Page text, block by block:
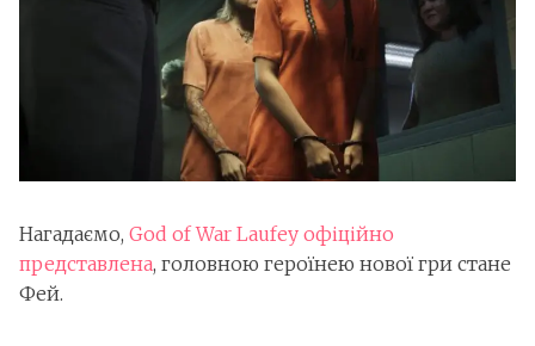
Нагадаємо, God of War Laufey офіційно
представлена, головною героїнею нової гри стане
Фей.